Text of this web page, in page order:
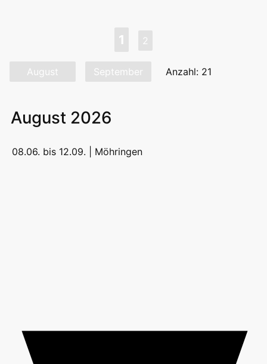
1 2
August September Anzahl: 21
August 2026
08.06. bis 12.09. | Möhringen